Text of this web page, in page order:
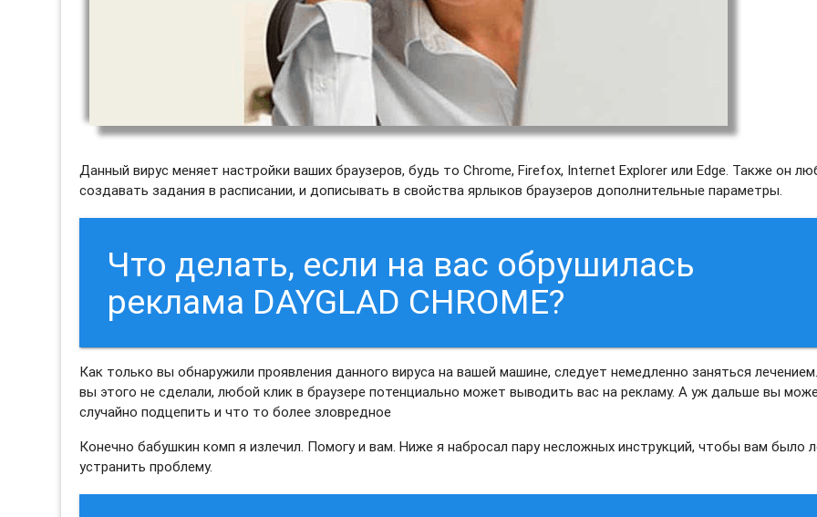
Данный вирус меняет настройки ваших браузеров, будь то Chrome, Firefox, Internet Explorer или Edge. Также он
создавать задания в расписании, и дописывать в свойства ярлыков браузеров дополнительные параметры.
Что делать, если на вас обрушилась
реклама DAYGLAD CHROME?
Как только вы обнаружили проявления данного вируса на вашей машине, следует немедленно заняться
вы этого не сделали, любой клик в браузере потенциально может выводить вас на рекламу. А уж дальше вы
случайно подцепить и что то более зловредное
Конечно бабушкин комп я излечил. Помогу и вам. Ниже я набросал пару несложных инструкций, чтобы вам было
устранить проблему.